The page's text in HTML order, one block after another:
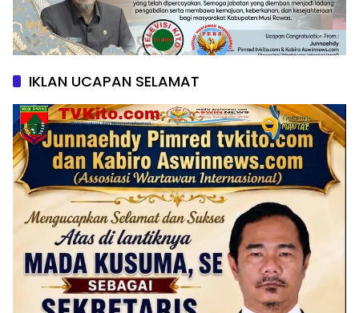
IKLAN UCAPAN SELAMAT